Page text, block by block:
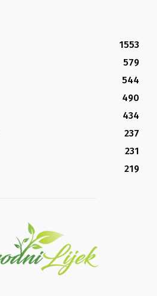
1553
579
544
490
434
237
231
219